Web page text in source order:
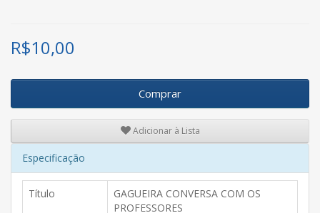
R$10,00
Comprar
Adicionar à Lista
Especificação
Título
GAGUEIRA CONVERSA COM OS
PROFESSORES